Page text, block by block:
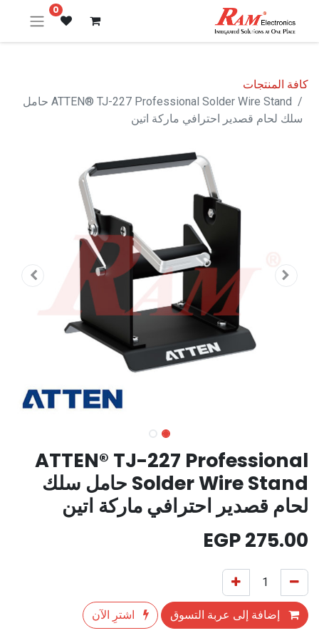
0
كافة المنتجات
ATTEN® TJ-227 Professional Solder Wire Stand حامل
سلك لحام قصدير احترافي ماركة اتين
ATTEN® TJ-227 Professional
Solder Wire Stand حامل سلك
لحام قصدير احترافي ماركة اتين
275.00
إضافة إلى عربة التسوق اشترِ الآن